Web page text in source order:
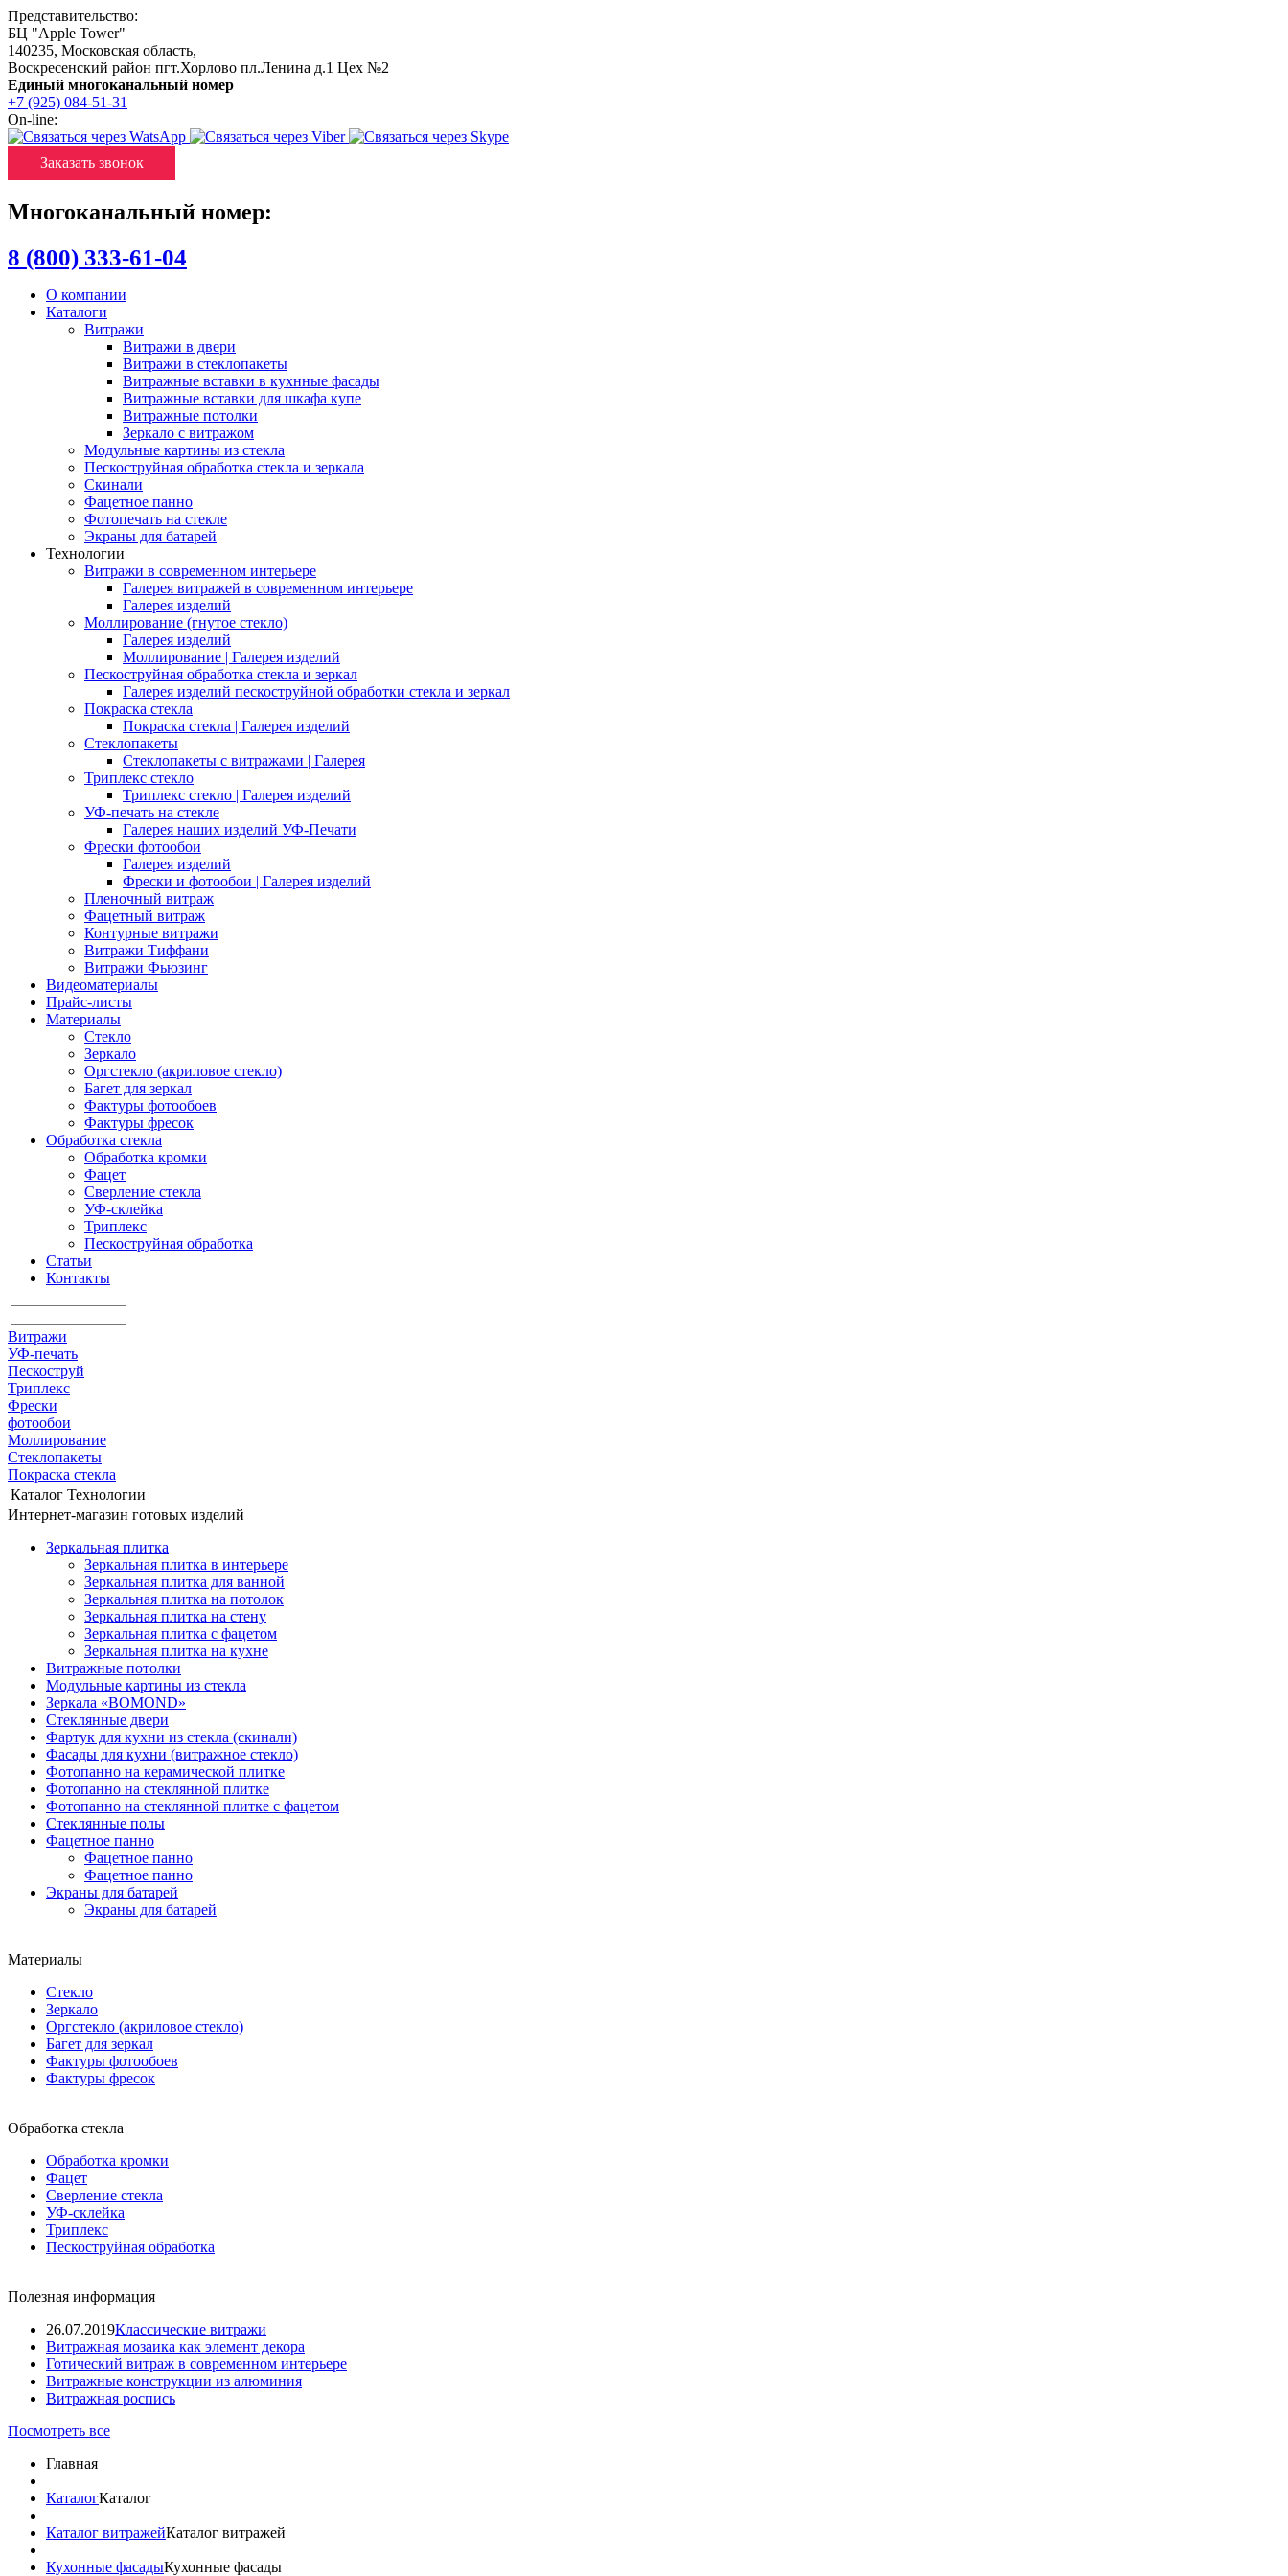
Представительство:
БЦ "Apple Tower"
140235, Московская область,
Воскресенский район пгт.Хорлово пл.Ленина д.1 Цех №2
Единый многоканальный номер
+7 (925) 084-51-31
On-line:
Заказать звонок
Многоканальный номер:
8 (800) 333-61-04
О компании
Каталоги
Витражи
Витражи в двери
Витражи в стеклопакеты
Витражные вставки в кухнные фасады
Витражные вставки для шкафа купе
Витражные потолки
Зеркало с витражом
Модульные картины из стекла
Пескоструйная обработка стекла и зеркала
Скинали
Фацетное панно
Фотопечать на стекле
Экраны для батарей
Технологии
Витражи в современном интерьере
Галерея витражей в современном интерьере
Галерея изделий
Моллирование (гнутое стекло)
Галерея изделий
Моллирование | Галерея изделий
Пескоструйная обработка стекла и зеркал
Галерея изделий пескоструйной обработки стекла и зеркал
Покраска стекла
Покраска стекла | Галерея изделий
Стеклопакеты
Стеклопакеты с витражами | Галерея
Триплекс стекло
Триплекс стекло | Галерея изделий
УФ-печать на стекле
Галерея наших изделий УФ-Печати
Фрески фотообои
Галерея изделий
Фрески и фотообои | Галерея изделий
Пленочный витраж
Фацетный витраж
Контурные витражи
Витражи Тиффани
Витражи Фьюзинг
Видеоматериалы
Прайс-листы
Материалы
Стекло
Зеркало
Оргстекло (акриловое стекло)
Багет для зеркал
Фактуры фотообоев
Фактуры фресок
Обработка стекла
Обработка кромки
Фацет
Сверление стекла
УФ-склейка
Триплекс
Пескоструйная обработка
Статьи
Контакты
Витражи
УФ-печать
Пескоструй
Триплекс
Фрески
фотообои
Моллирование
Стеклопакеты
Покраска стекла
Каталог Технологии
Интернет-магазин готовых изделий
Зеркальная плитка
Зеркальная плитка в интерьере
Зеркальная плитка для ванной
Зеркальная плитка на потолок
Зеркальная плитка на стену
Зеркальная плитка с фацетом
Зеркальная плитка на кухне
Витражные потолки
Модульные картины из стекла
Зеркала «BOMOND»
Стеклянные двери
Фартук для кухни из стекла (скинали)
Фасады для кухни (витражное стекло)
Фотопанно на керамической плитке
Фотопанно на стеклянной плитке
Фотопанно на стеклянной плитке с фацетом
Стеклянные полы
Фацетное панно
Фацетное панно
Фацетное панно
Экраны для батарей
Экраны для батарей
Материалы
Стекло
Зеркало
Оргстекло (акриловое стекло)
Багет для зеркал
Фактуры фотообоев
Фактуры фресок
Обработка стекла
Обработка кромки
Фацет
Сверление стекла
УФ-склейка
Триплекс
Пескоструйная обработка
Полезная информация
26.07.2019Классические витражи
Витражная мозаика как элемент декора
Готический витраж в современном интерьере
Витражные конструкции из алюминия
Витражная роспись
Посмотреть все
Главная
КаталогКаталог
Каталог витражейКаталог витражей
Кухонные фасадыКухонные фасады